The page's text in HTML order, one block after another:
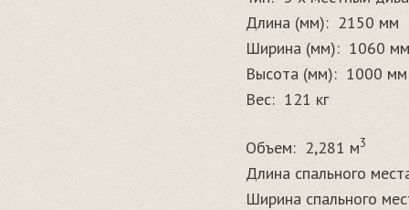
Длина (мм): 2150 мм
Ширина (мм): 1060 мм
Высота (мм): 1000 мм
Вес: 121 кг
Объем: 2,281 м3
Длина спального
Ширина спального